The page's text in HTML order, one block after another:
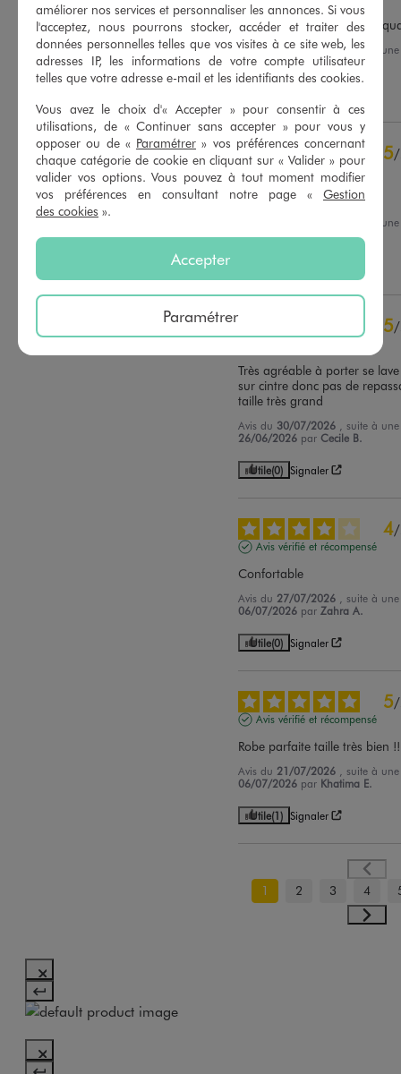
Basé sur 32
avis soumis à un
contrôle
5étoiles
25
4étoiles
6
3étoiles
1
2étoiles
0
1étoile
Trier les avis
Par la présentation bonne
Avis du03/08/2026 , suite à
20/07/2026 parMartine B.
5/
Avis vérifié et récompensé
Super
, suite à
17/07/2026 parJocelyne B.
5/
Très agréable à porter se
sur cintre donc pas de
taille très grand
Avis du 30/07/2026
, suite à
26/06/2026 parCecile B.
Utile(0) Signaler
4/
Avis vérifié et récompensé
Confortable
Avis du 27/07/2026
, suite à
06/07/2026 parZahra A.
Utile(0) Signaler
5/
Avis vérifié et récompensé
Robe parfaite taille très bien
Avis du 21/07/2026
, suite à
06/07/2026 par Khatima E.
Utile(1) Signaler
1 2 3 4
améliorer nos services et personnaliser les annonces. Si vous
l'acceptez, nous pourrons stocker, accéder et traiter des
données personnelles telles que vos visites à ce site web, les
adresses IP, les informations de votre compte utilisateur
telles que votre adresse e-mail et les identifiants des cookies.
Vous avez le choix d'« Accepter » pour consentir à ces
utilisations, de « Continuer sans accepter » pour vous y
opposer ou de « Paramétrer » vos préférences concernant
chaque catégorie de cookie en cliquant sur « Valider » pour
valider vos options. Vous pouvez à tout moment modifier
vos préférences en consultant notre page « Gestion
des cookies ».
Accepter
Paramétrer